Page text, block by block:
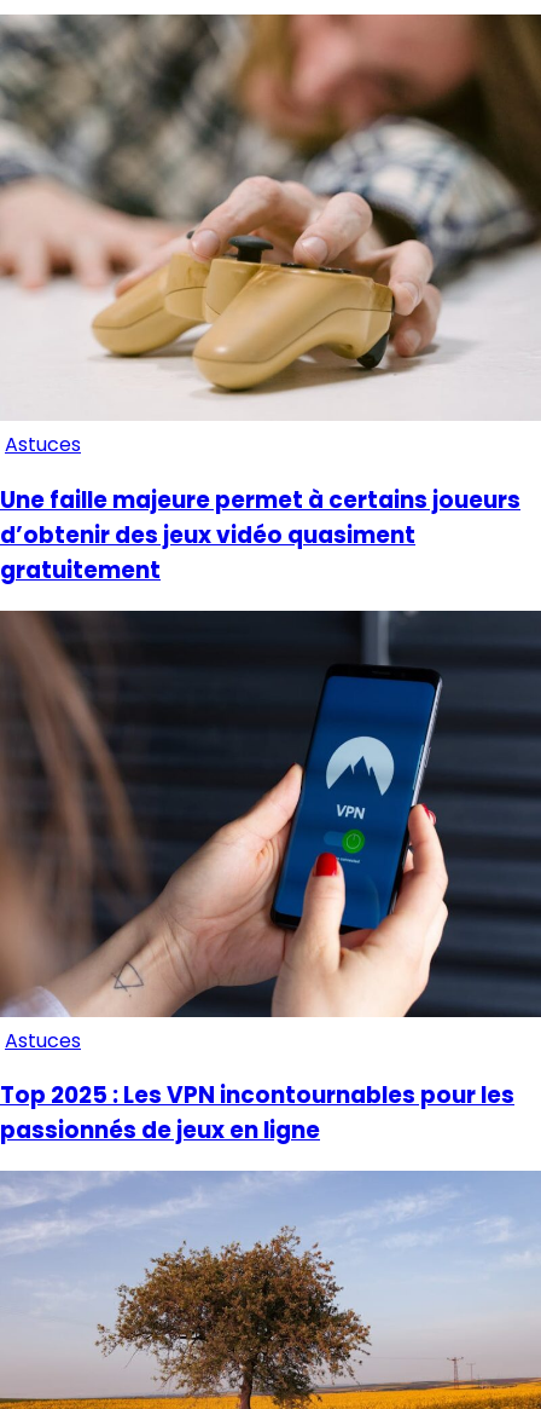
Astuces
Une faille majeure permet à certains joueurs
d’obtenir des jeux vidéo quasiment
gratuitement
Astuces
Top 2025 : Les VPN incontournables pour les
passionnés de jeux en ligne